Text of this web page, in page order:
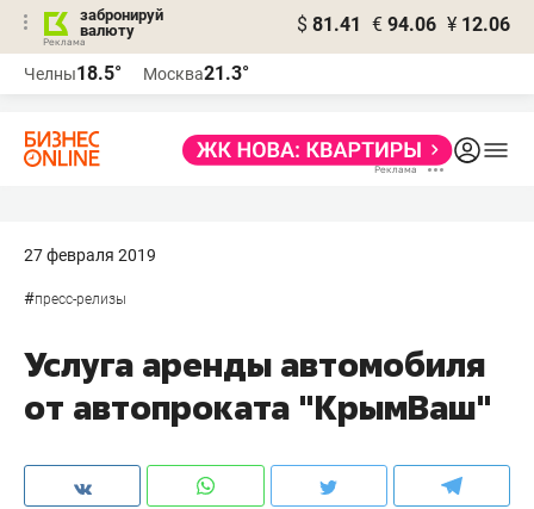
забронируй
валюту
$ 81.41 € 94.06 ¥ 12.06
Челны18.5° Москва21.3°
27 февраля 2019
#пресс-релизы
Услуга аренды автомобиля
от автопроката "КрымВаш"